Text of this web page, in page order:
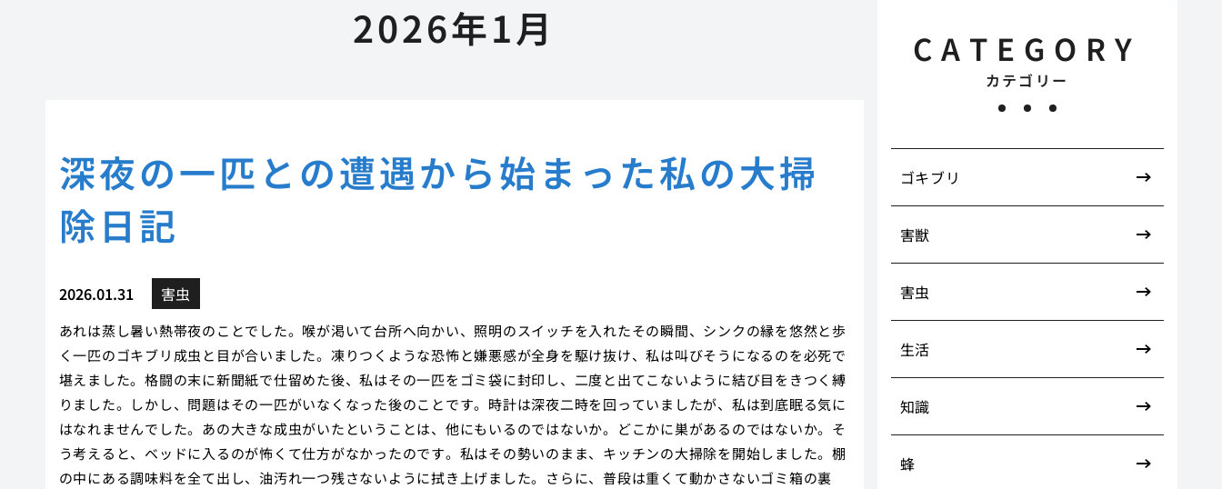
2026年1月
深夜の一匹との遭遇から始まった私の大掃
除日記
2026.01.31 害虫
あれは蒸し暑い熱帯夜のことでした。喉が渇いて台所へ向かい、照明のスイッチを入れたその瞬間、シンクの縁を悠然と歩
く一匹のゴキブリ成虫と目が合いました。凍りつくような恐怖と嫌悪感が全身を駆け抜け、私は叫びそうになるのを必死で
堪えました。格闘の末に新聞紙で仕留めた後、私はその一匹をゴミ袋に封印し、二度と出てこないように結び目をきつく縛
りました。しかし、問題はその一匹がいなくなった後のことです。時計は深夜二時を回っていましたが、私は到底眠る気に
はなれませんでした。あの大きな成虫がいたということは、他にもいるのではないか。どこかに巣があるのではないか。そ
う考えると、ベッドに入るのが怖くて仕方がなかったのです。私はその勢いのまま、キッチンの大掃除を開始しました。棚
の中にある調味料を全て出し、油汚れ一つ残さないように拭き上げました。さらに、普段は重くて動かさないゴミ箱の裏
CATEGORY
カテゴリー
ゴキブリ
害獣
害虫
生活
知識
蜂